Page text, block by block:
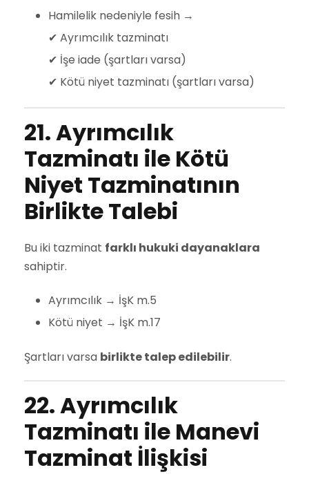
Hamilelik nedeniyle fesih →
✔ Ayrımcılık tazminatı
✔ İşe iade (şartları varsa)
✔ Kötü niyet tazminatı (şartları varsa)
21. Ayrımcılık
Tazminatı ile Kötü
Niyet Tazminatının
Birlikte Talebi
Bu iki tazminat farklı hukuki dayanaklara
sahiptir.
Ayrımcılık → İşK m.5
Kötü niyet → İşK m.17
Şartları varsa birlikte talep edilebilir.
22. Ayrımcılık
Tazminatı ile Manevi
Tazminat İlişkisi